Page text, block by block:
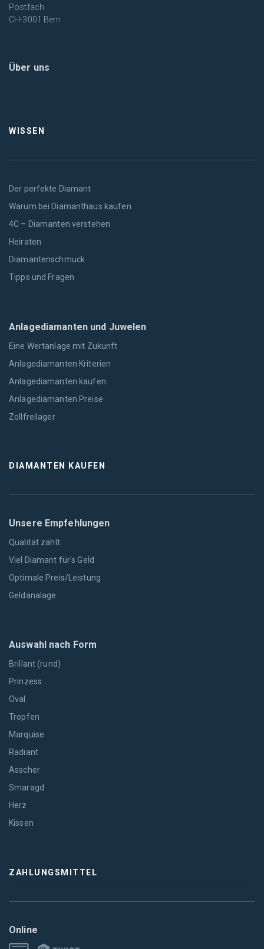
Postfach
CH-3001 Bern
Über uns
WISSEN
Der perfekte Diamant
Warum bei Diamanthaus kaufen
4C – Diamanten verstehen
Heiraten
Diamantenschmuck
Tipps und Fragen
Anlagediamanten und Juwelen
Eine Wertanlage mit Zukunft
Anlagediamanten Kriterien
Anlagediamanten kaufen
Anlagediamanten Preise
Zollfreilager
DIAMANTEN KAUFEN
Unsere Empfehlungen
Qualität zählt
Viel Diamant für's Geld
Optimale Preis/Leistung
Geldanalage
Auswahl nach Form
Brillant (rund)
Prinzess
Oval
Tropfen
Marquise
Radiant
Asscher
Smaragd
Herz
Kissen
ZAHLUNGSMITTEL
Online